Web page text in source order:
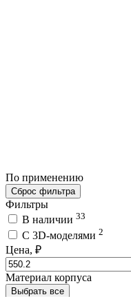
По применению
Сброс фильтра
Фильтры
В наличии 33
C 3D-моделями 2
Цена, ₽
Материал корпуса
Выбрать все